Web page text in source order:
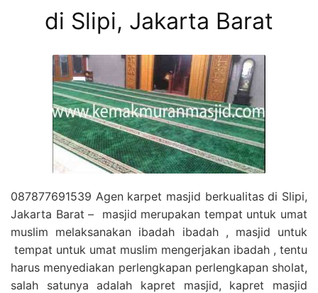
di Slipi, Jakarta Barat
087877691539 Agen karpet masjid berkualitas di Slipi,
Jakarta Barat – masjid merupakan tempat untuk umat
muslim melaksanakan ibadah ibadah , masjid untuk
tempat untuk umat muslim mengerjakan ibadah , tentu
harus menyediakan perlengkapan perlengkapan sholat,
salah satunya adalah kapret masjid, kapret masjid